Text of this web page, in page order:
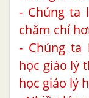
- Chúng ta
chăm chỉ
- Chúng ta
học giáo lý
học giáo lý